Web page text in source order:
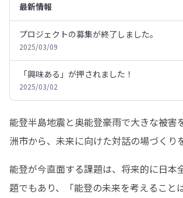
最新情報
プロジェクトの募集が終了しました。
2025/03/09
「興味ある」が押されました！
2025/03/02
能登半島地震と奥能登豪雨で大きな被害
洲市から、未来に向けた対話の場づくり
能登が今直面する課題は、将来的に日本
題でもあり、「能登の未来を考えること